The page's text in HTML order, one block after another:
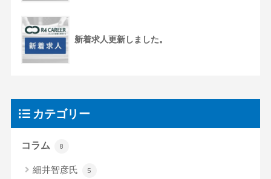
新着求人更新しました。
カテゴリー
コラム 8
細井智彦氏 5